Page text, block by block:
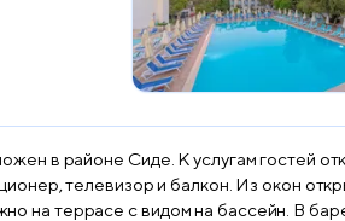
в районе Сиде. К услугам гостей
телевизор и балкон. Из окон
на террасе с видом на бассейн. В